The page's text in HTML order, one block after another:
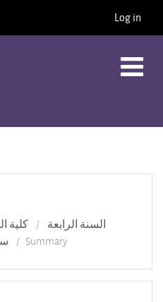
Log in
كلية
السنة الرابعة
Summary